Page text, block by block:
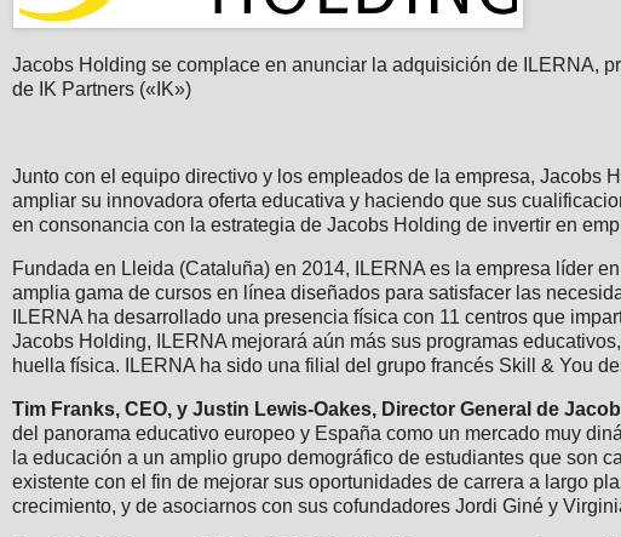
Jacobs Holding se complace en anunciar la adquisición de ILERNA,
de IK Partners («IK»)
Junto con el equipo directivo y los empleados de la empresa,
ampliar su innovadora oferta educativa y haciendo que sus
en consonancia con la estrategia de Jacobs Holding de invertir en
Fundada en Lleida (Cataluña) en 2014, ILERNA es la empresa líder
amplia gama de cursos en línea diseñados para satisfacer las
ILERNA ha desarrollado una presencia física con 11 centros que
Jacobs Holding, ILERNA mejorará aún más sus programas
huella física. ILERNA ha sido una filial del grupo francés Skill & You
Tim Franks, CEO, y Justin Lewis-Oakes, Director General de
del panorama educativo europeo y España como un mercado muy
la educación a un amplio grupo demográfico de estudiantes que son
existente con el fin de mejorar sus oportunidades de carrera a largo
crecimiento, y de asociarnos con sus cofundadores Jordi Giné y